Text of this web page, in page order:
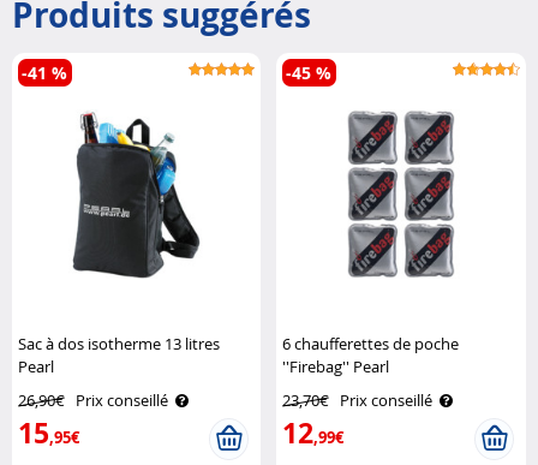
Produits suggérés
Sac à dos isotherme 13 litres
Pearl
26,90€ Prix conseillé
15,95€
-41 %
6 chaufferettes de poche
''Firebag'' Pearl
23,70€ Prix conseillé
12,99€
-45 %